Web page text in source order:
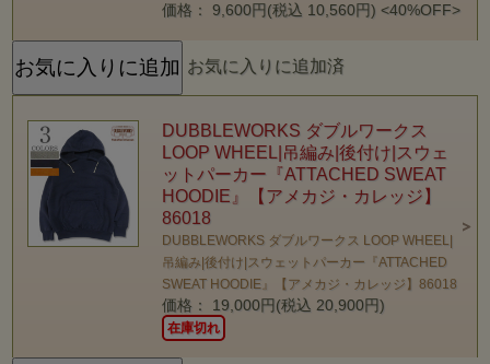
価格： 9,600円(税込 10,560円)<40%OFF>
お気に入りに追加済
DUBBLEWORKS ダブルワークス
LOOP WHEEL|吊編み|後付け|スウェ
ットパーカー『ATTACHED SWEAT
HOODIE』【アメカジ・カレッジ】
86018
DUBBLEWORKS ダブルワークス LOOP WHEEL|
吊編み|後付け|スウェットパーカー『ATTACHED
SWEAT HOODIE』【アメカジ・カレッジ】86018
価格： 19,000円(税込 20,900円)
在庫切れ